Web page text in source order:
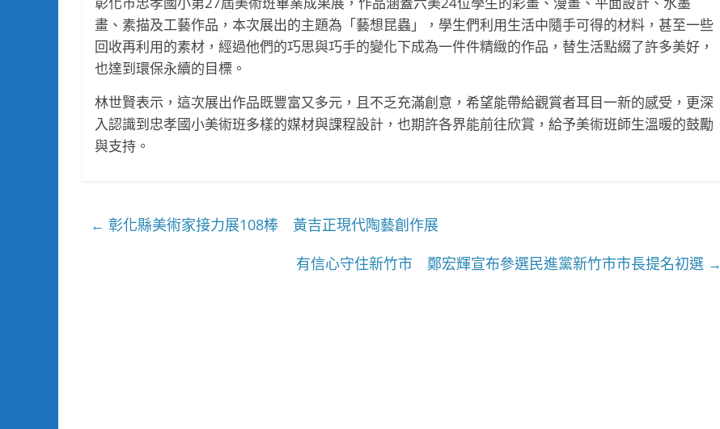
畫、素描及工藝作品，本次展出的主題為「藝想昆蟲」，學生們利用生活中隨手可得的材料，甚至一些
回收再利用的素材，經過他們的巧思與巧手的變化下成為一件件精緻的作品，替生活點綴了許多美好，
也達到環保永續的目標。
林世賢表示，這次展出作品既豐富又多元，且不乏充滿創意，希望能帶給觀賞者耳目一新的感受，更深
入認識到忠孝國小美術班多樣的媒材與課程設計，也期許各界能前往欣賞，給予美術班師生溫暖的鼓勵
與支持。
← 彰化縣美術家接力展108棒 黃吉正現代陶藝創作展
有信心守住新竹市 鄭宏輝宣布參選民進黨新竹市市長提名初選 →